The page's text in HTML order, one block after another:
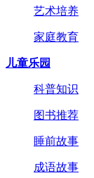
艺术培养
家庭教育
儿童乐园
科普知识
图书推荐
睡前故事
成语故事